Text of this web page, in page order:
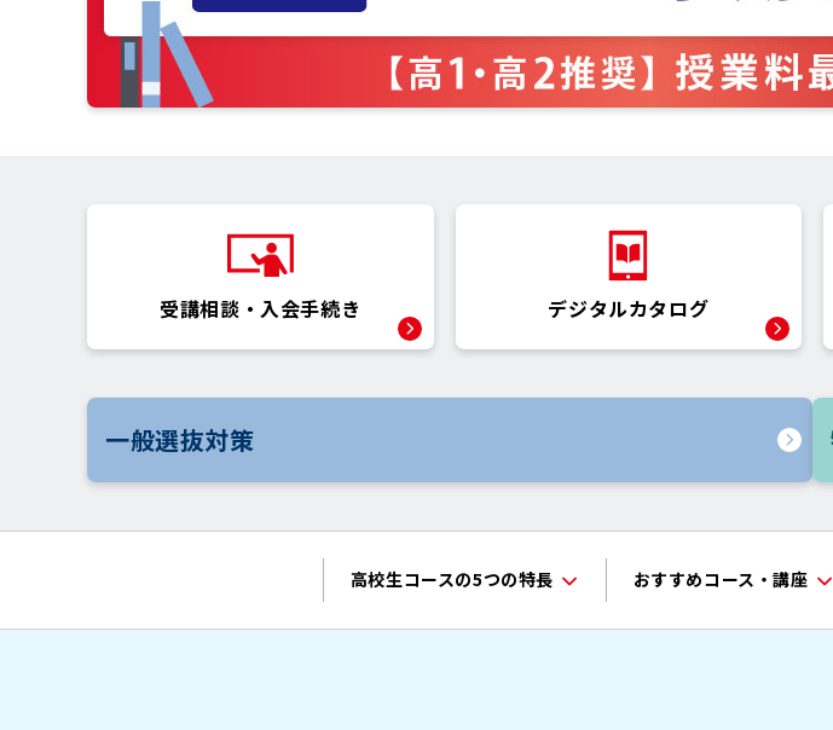
受講相談・ 入会手続き デジタルカタログ
一般選抜対策
高校生コースの5つの特長 おすすめコース・講座